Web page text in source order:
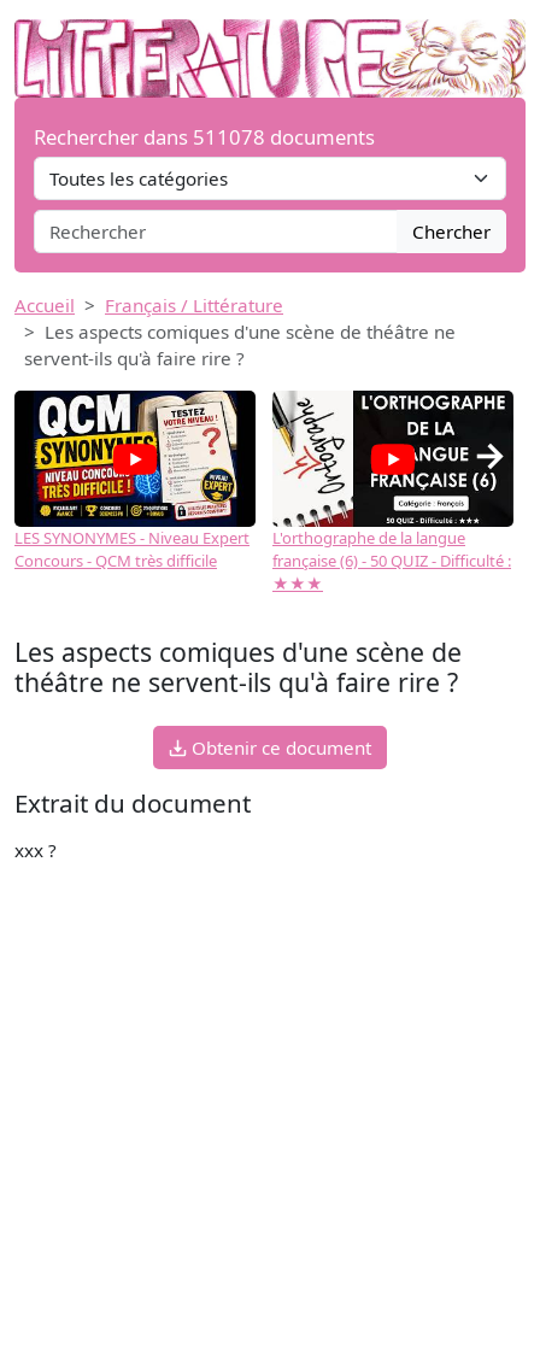
Rechercher dans 511078 documents
Chercher
Accueil
Français / Littérature
Les aspects comiques d'une scène de théâtre ne
servent-ils qu'à faire rire ?
LES SYNONYMES - Niveau Expert
Concours - QCM très difficile
L'orthographe de la langue
française (6) - 50 QUIZ - Difficulté :
★★★
→
Les aspects comiques d'une scène de
théâtre ne servent-ils qu'à faire rire ?
Obtenir ce document
Extrait du document
xxx ?